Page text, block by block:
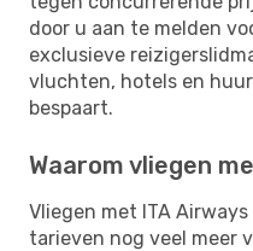
door u aan te melden
exclusieve
vluchten, hotels en
bespaart.
Waarom vliegen
Vliegen met ITA
tarieven nog veel meer